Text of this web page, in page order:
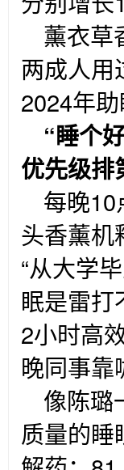
薰衣草
两成人用
2024年
“睡个
优先级排
每晚
头香薰机
“从大学
眠是雷打
2小时高
晚同事靠
像陈璐
质量的睡